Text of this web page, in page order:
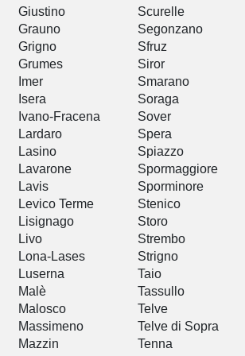
Giustino
Grauno
Grigno
Grumes
Imer
Isera
Ivano-Fracena
Lardaro
Lasino
Lavarone
Lavis
Levico Terme
Lisignago
Livo
Lona-Lases
Luserna
Malè
Malosco
Massimeno
Mazzin
Scurelle
Segonzano
Sfruz
Siror
Smarano
Soraga
Sover
Spera
Spiazzo
Spormaggiore
Sporminore
Stenico
Storo
Strembo
Strigno
Taio
Tassullo
Telve
Telve di Sopra
Tenna